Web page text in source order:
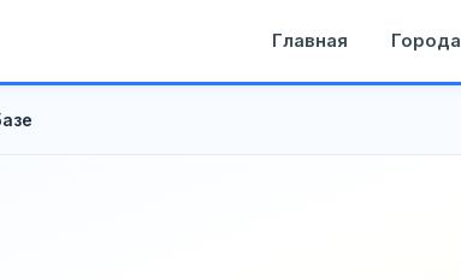
Главная Города